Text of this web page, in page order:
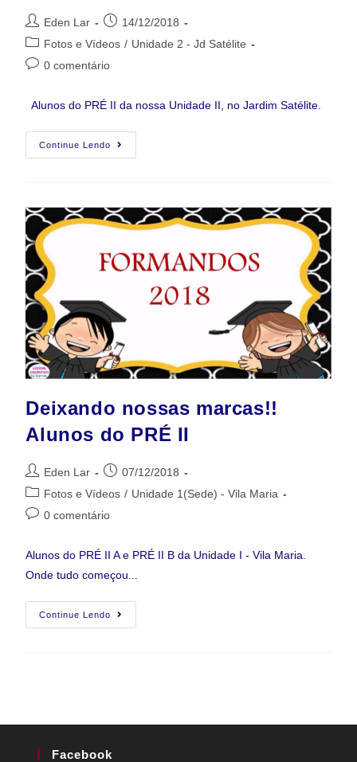
Eden Lar
14/12/2018
Fotos e Vídeos / Unidade 2 - Jd Satélite
0 comentário
Alunos do PRÉ II da nossa Unidade II, no Jardim Satélite.
Continue Lendo
Deixando nossas marcas!!
Alunos do PRÉ II
Eden Lar
07/12/2018
Fotos e Vídeos / Unidade 1(Sede) - Vila Maria
0 comentário
Alunos do PRÉ II A e PRÉ II B da Unidade I - Vila Maria.
Onde tudo começou...
Continue Lendo
Facebook